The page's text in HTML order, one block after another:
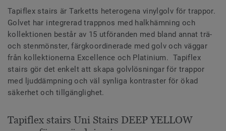
Tapiflex stairs är Tarketts heterogena vinylgolv för trappor.
Golvet har integrerad trappnos med halkhämning och
kollektionen består av 15 utföranden med bland annat trä-
och stenmönster, färgkoordinerade med golv och väggar
från kollektionerna Excellence och Platinium. Tapiflex
stairs gör det enkelt att skapa golvlösningar för trappor
med ljuddämpning och väl synliga kontraster för ökad
säkerhet och tillgänglighet.
Tapiflex stairs Uni Stairs DEEP YELLOW